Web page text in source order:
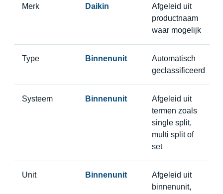
Merk Daikin
Afgeleid uit
productnaam
waar mogelijk
Type Binnenunit
Automatisch
geclassificeerd
Systeem Binnenunit
Afgeleid uit
termen zoals
single split,
multi split of
set
Unit Binnenunit
Afgeleid uit
binnenunit,